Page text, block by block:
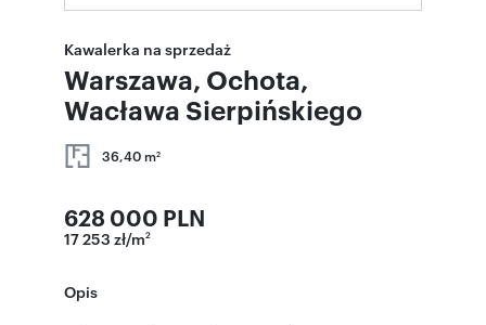
Kawalerka na sprzedaż
Warszawa, Ochota,
Wacława Sierpińskiego
36,40 m2
628 000 PLN
17 253 zł/m2
Opis